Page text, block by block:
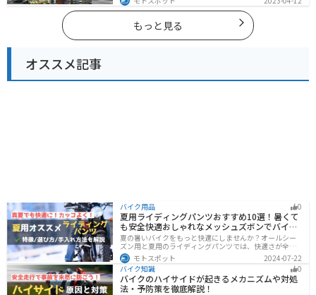
で楽しめます。バイクで鳥取県にツーリングに行く際は
参考にしてください。
もっと見る
オススメ記事
バイク用品 0
夏用ライディングパンツおすすめ10選！暑くて
も安全快適おしゃれなメッシュズボンでバイク
に乗ろう
夏の暑いバイクをもっと快適にしませんか？オールシー
ズン用と夏用のライディングパンツでは、快適さが全然
違います。生地の大半がメッシュ素材で作られた夏用で
は通気性・透湿性に優れており、熱気を逃しつつ汗をし
っかりと乾かしてくれます。そんな夏用ライディングパ
ンツの選び方や特徴オススメ商品をまとめました。
モトスポット
2024-07-22
バイク知識
0
バイクのハイサイドが起きるメカニズムや対処
法・予防策を徹底解説！